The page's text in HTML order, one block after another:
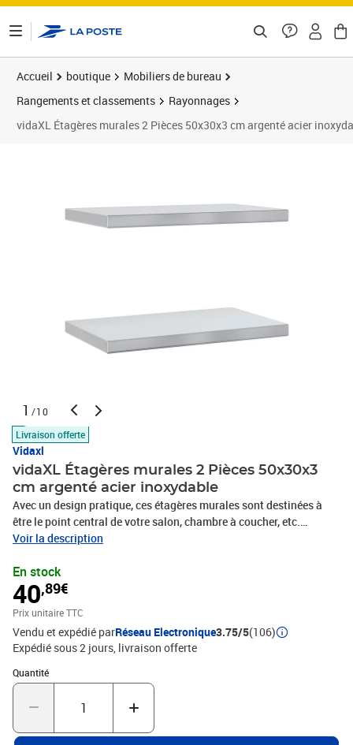
Accueil boutique
Mobiliers de bureau
Rangements et classements
Rayonnages
vidaXL Étagères murales 2 Pièces 50x30x3 cm argenté acier
1 /10
Livraison offerte
Vidaxl
vidaXL Étagères murales 2 Pièces 50x30x3
cm argenté acier inoxydable
Avec un design pratique, ces étagères murales sont destinées à
être le point central de votre salon, chambre à coucher, etc.
Robuste et durable : l'étagère murale flottante est fabriquée en
durable.Gain de place : cette étagère murale peut être fixée au mur
pour ajouter de l'espace de rangement supplémentaire. De cette
façon, vous pouvez maximiser votre espace au sol et garder la
zone propre.Facile à installer : le support mural est facile à
installer avec les accessoires de montage inclus.Étagère murale
multifonctionnelle : l'étagère murale est faite à la fois pour décorer
et pour ranger des objets dans votre maison. Vous pouvez l'utiliser
pour exposer vos collections, livres, cadres photos, plantes,
maquettes ou CD dans différentes pièces telles que le salon, le
acheté séparément et n'est pas inclus dans ce produit.Nous
Voir la description
En stock
40,89€
Prix unitaire TTC
Vendu et expédié parRéseau Electronique3.75/5(106)
Expédié sous 2 jours livraison offerte
Quantité
Quantité : 1